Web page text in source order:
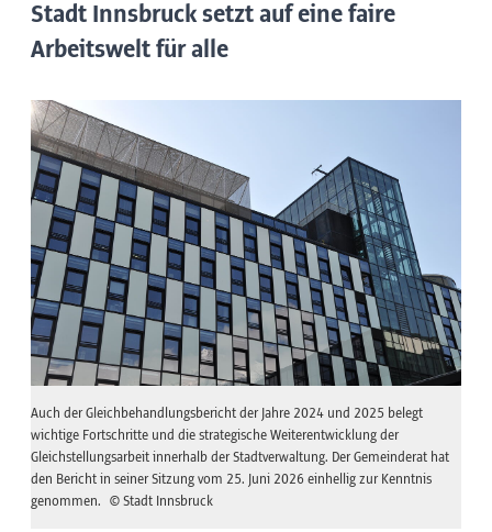
Stadt Innsbruck setzt auf eine faire
Arbeitswelt für alle
Auch der Gleichbehandlungsbericht der Jahre 2024 und 2025 belegt
wichtige Fortschritte und die strategische Weiterentwicklung der
Gleichstellungsarbeit innerhalb der Stadtverwaltung. Der Gemeinderat hat
den Bericht in seiner Sitzung vom 25. Juni 2026 einhellig zur Kenntnis
genommen.
© Stadt Innsbruck